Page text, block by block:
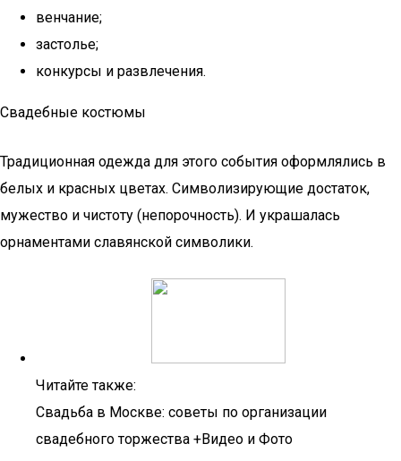
венчание;
застолье;
конкурсы и развлечения.
Свадебные костюмы
Традиционная одежда для этого события оформлялись в
белых и красных цветах. Символизирующие достаток,
мужество и чистоту (непорочность). И украшалась
орнаментами славянской символики.
Читайте также:
Свадьба в Москве: советы по организации
свадебного торжества +Видео и Фото